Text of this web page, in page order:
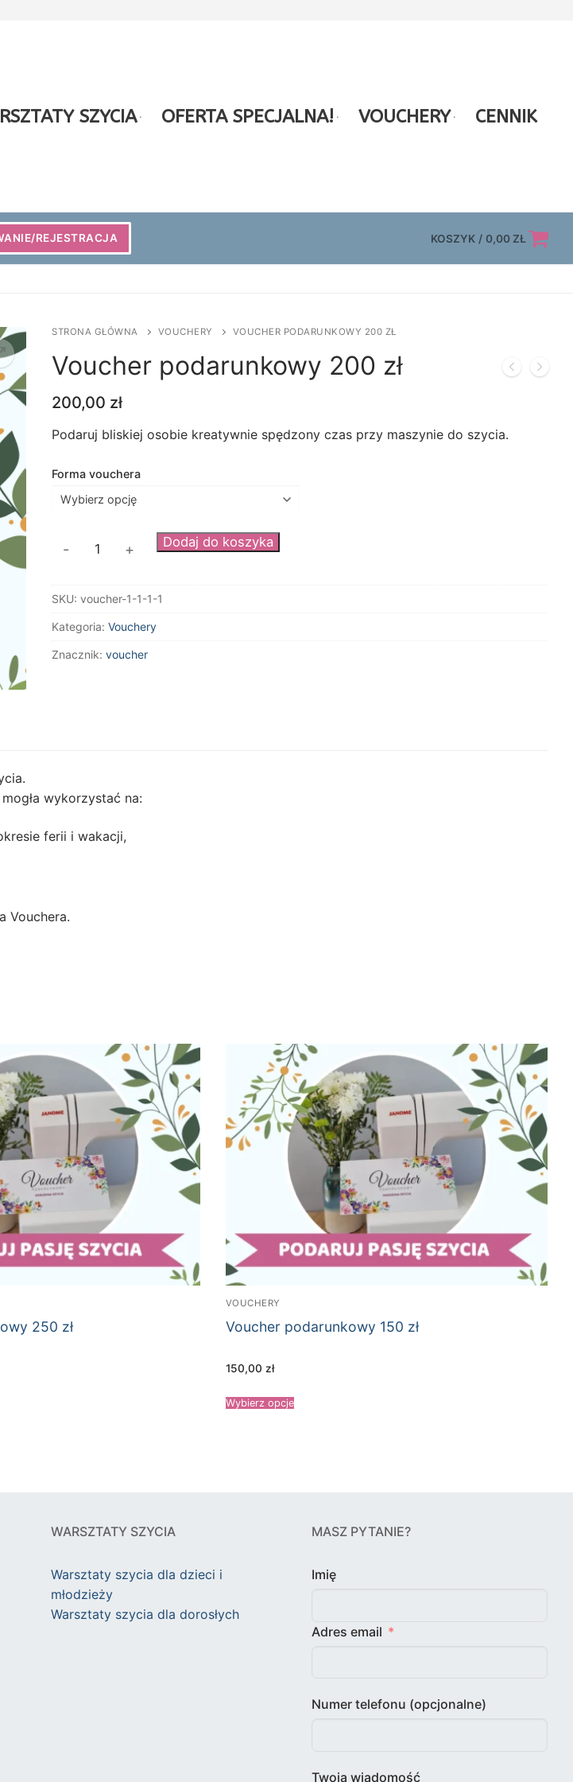
SZYCIA OFERTA SPECJALNA! VOUCHERY CENNIK
REJESTRACJA KOSZYK / 0,00 ZŁ
STRONA GŁÓWNA VOUCHERY VOUCHER PODARUNKOWY 200 ZŁ
Voucher podarunkowy 200 zł
200,00 zł
Podaruj bliskiej osobie kreatywnie spędzony czas przy maszynie do szycia.
Forma vouchera
200
zł
- + Dodaj do koszyka
SKU: voucher-1-1-1-1
Kategoria: Vouchery
Znacznik: voucher
wykorzystać na:
ferii i wakacji,
Vouchera.
250 zł
VOUCHERY
Voucher podarunkowy 150 zł
150,00 zł
Wybierz opcje
WARSZTATY SZYCIA
Warsztaty szycia dla dzieci i
młodzieży
Warsztaty szycia dla dorosłych
MASZ PYTANIE?
Imię
Adres email
Numer telefonu (opcjonalne)
Twoja wiadomość